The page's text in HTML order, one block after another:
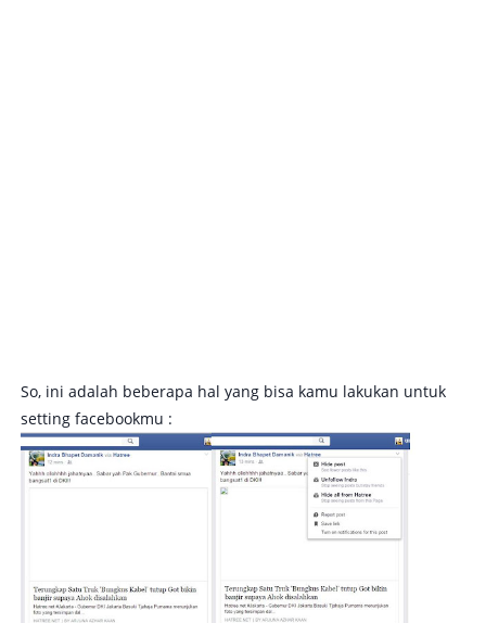
So, ini adalah beberapa hal yang bisa kamu lakukan untuk
setting facebookmu :